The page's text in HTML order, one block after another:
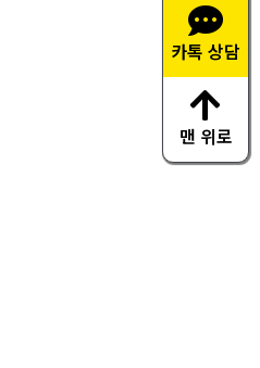
카톡 상담
맨 위로